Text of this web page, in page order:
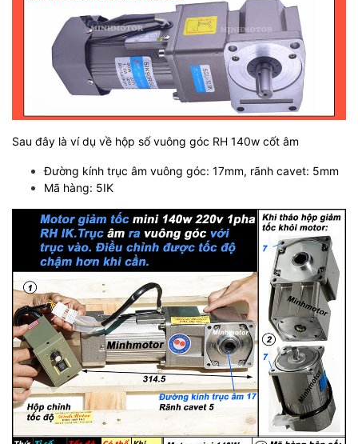
Sau đây là ví dụ về hộp số vuông góc RH 140w cốt âm
Đường kính trục âm vuông góc: 17mm, rãnh cavet: 5mm
Mã hàng: 5IK